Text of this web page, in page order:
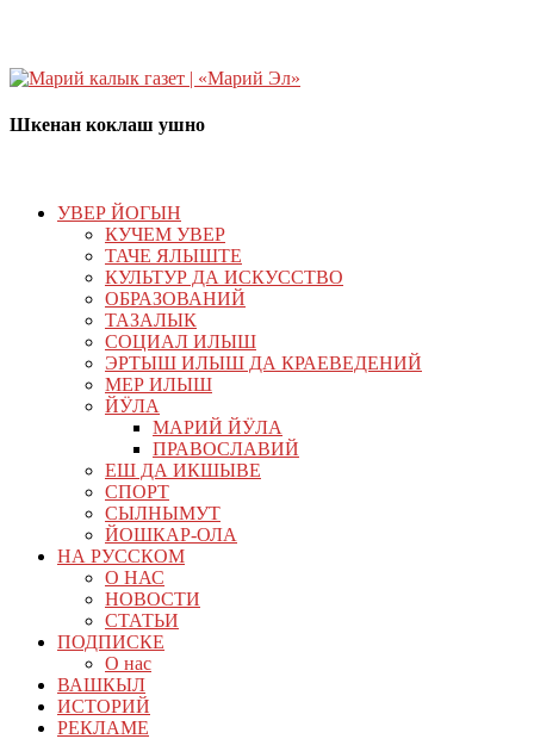
Шкенан коклаш ушно
УВЕР ЙОГЫН
КУЧЕМ УВЕР
ТАЧЕ ЯЛЫШТЕ
КУЛЬТУР ДА ИСКУССТВО
ОБРАЗОВАНИЙ
ТАЗАЛЫК
СОЦИАЛ ИЛЫШ
ЭРТЫШ ИЛЫШ ДА КРАЕВЕДЕНИЙ
МЕР ИЛЫШ
ЙӰЛА
МАРИЙ ЙӰЛА
ПРАВОСЛАВИЙ
ЕШ ДА ИКШЫВЕ
СПОРТ
СЫЛНЫМУТ
ЙОШКАР-ОЛА
НА РУССКОМ
О НАС
НОВОСТИ
СТАТЬИ
ПОДПИСКЕ
О нас
ВАШКЫЛ
ИСТОРИЙ
РЕКЛАМЕ